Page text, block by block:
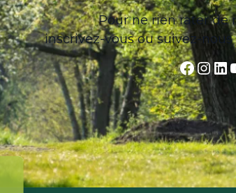
Pour ne rien rater de
inscrivez-vous ou suivez-